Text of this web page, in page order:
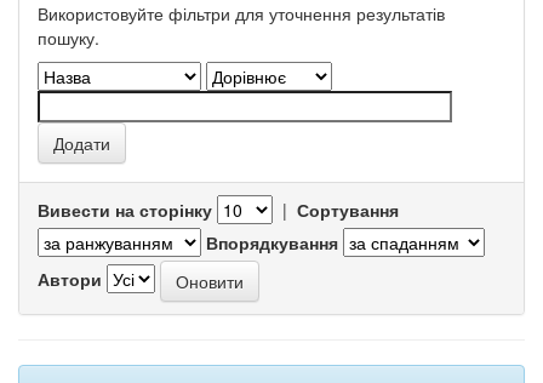
Використовуйте фільтри для уточнення результатів
пошуку.
Вивести на сторінку | Сортування
Впорядкування
Автори